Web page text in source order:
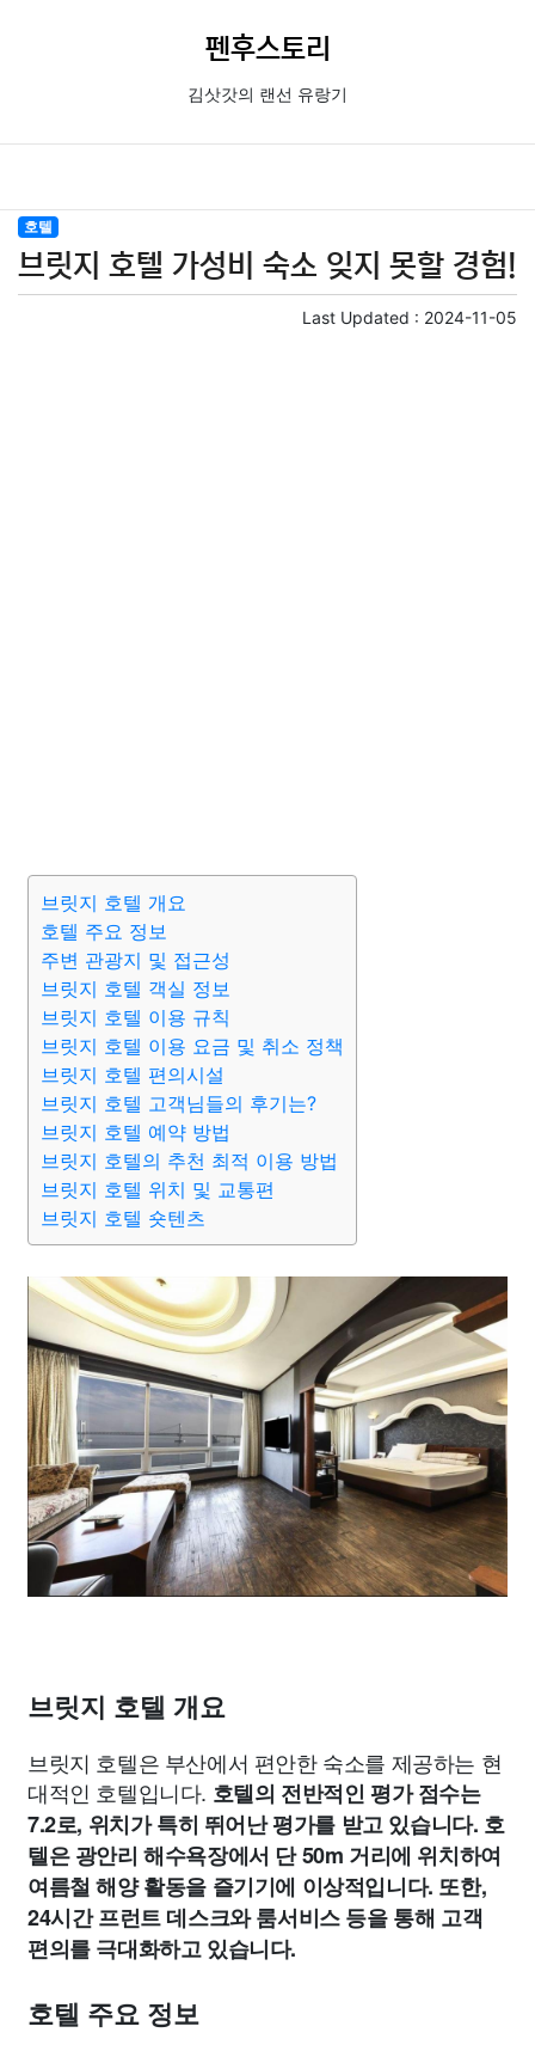
펜후스토리
김삿갓의 랜선 유랑기
호텔
브릿지 호텔 가성비 숙소 잊지 못할 경험!
Last Updated : 2024-11-05
브릿지 호텔 개요
호텔 주요 정보
주변 관광지 및 접근성
브릿지 호텔 객실 정보
브릿지 호텔 이용 규칙
브릿지 호텔 이용 요금 및 취소 정책
브릿지 호텔 편의시설
브릿지 호텔 고객님들의 후기는?
브릿지 호텔 예약 방법
브릿지 호텔의 추천 최적 이용 방법
브릿지 호텔 위치 및 교통편
브릿지 호텔 숏텐츠
브릿지 호텔 개요
브릿지 호텔은 부산에서 편안한 숙소를 제공하는 현
대적인 호텔입니다. 호텔의 전반적인 평가 점수는
7.2로, 위치가 특히 뛰어난평가를 받고 있습니다. 호
텔은 광안리 해수욕장에서 단 50m 거리에 위치하여
여름철 해양 활동을 즐기기에 이상적입니다. 또한,
24시간 프런트 데스크와 룸서비스 등을 통해 고객
편의를 극대화하고 있습니다.
호텔 주요 정보